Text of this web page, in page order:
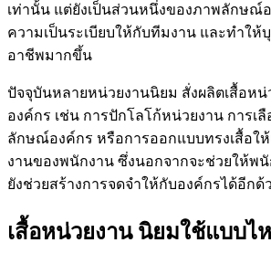
เท่านั้น แต่ยังเป็นส่วนหนึ่งของภาพลักษณ์
ความเป็นระเบียบให้กับทีมงาน และทำให้
อาชีพมากขึ้น
ปัจจุบันหลายหน่วยงานนิยม สั่งผลิตเสื้อหน่
องค์กร เช่น การปักโลโก้หน่วยงาน การเ
ลักษณ์องค์กร หรือการออกแบบทรงเสื้อใ
งานของพนักงาน ซึ่งนอกจากจะช่วยให้พนั
ยังช่วยสร้างการจดจำให้กับองค์กรได้อีกด้
เสื้อหน่วยงาน นิยมใช้แบบไ